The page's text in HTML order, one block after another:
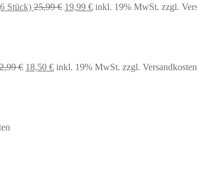
Stück) 25,99€ Ursprünglicher
19,99 €Aktueller
inkl. 19% MwSt. zzgl.
€ Ursprünglicher
18,50 €Aktueller
inkl. 19% MwSt. zzgl. Versandkosten